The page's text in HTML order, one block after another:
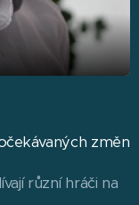
změn
různí hráči na